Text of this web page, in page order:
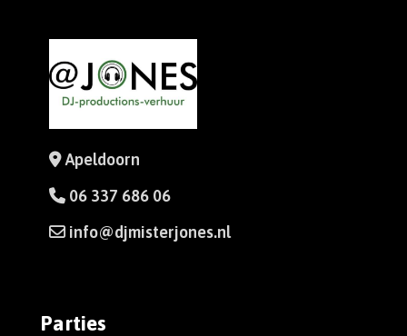
Apeldoorn
06 337 686 06
info@djmisterjones.nl
Parties